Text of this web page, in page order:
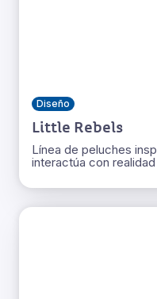
Diseño
Little Rebels
Línea de peluches
interactúa con